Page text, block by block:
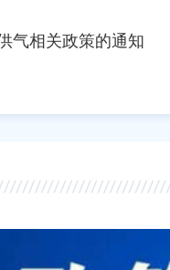
气相关政策的通知